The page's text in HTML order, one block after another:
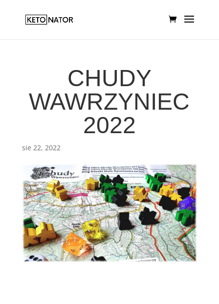
CHUDY
WAWRZYNIEC
2022
sie 22, 2022